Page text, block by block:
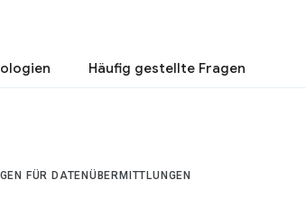
Häufig gestellte Fragen
FÜR DATENÜBERMITTLUNGEN